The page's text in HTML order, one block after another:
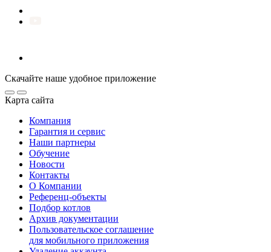
Скачайте наше удобное приложение
Карта сайта
Компания
Гарантия и сервис
Наши партнеры
Обучение
Новости
Контакты
О Компании
Референц-объекты
Подбор котлов
Архив документации
Пользовательское соглашение
для мобильного приложения